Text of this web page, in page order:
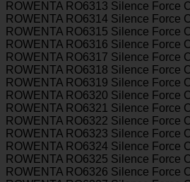
ROWENTA RO6313 Silence Force
ROWENTA RO6314 Silence Force
ROWENTA RO6315 Silence Force
ROWENTA RO6316 Silence Force
ROWENTA RO6317 Silence Force
ROWENTA RO6318 Silence Force
ROWENTA RO6319 Silence Force
ROWENTA RO6320 Silence Force
ROWENTA RO6321 Silence Force
ROWENTA RO6322 Silence Force
ROWENTA RO6323 Silence Force
ROWENTA RO6324 Silence Force
ROWENTA RO6325 Silence Force
ROWENTA RO6326 Silence Force